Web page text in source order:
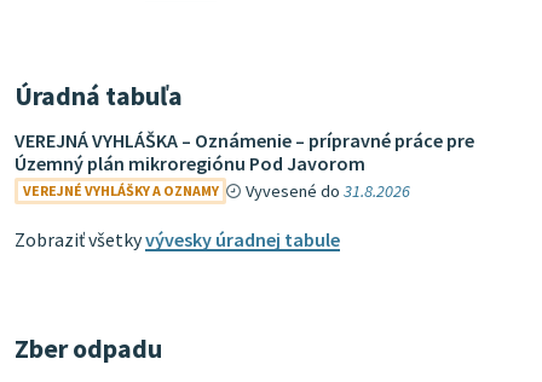
Úradná tabuľa
VEREJNÁ VYHLÁŠKA – Oznámenie – prípravné práce pre
Územný plán mikroregiónu Pod Javorom
VEREJNÉ VYHLÁŠKY A OZNAMY Vyvesené do31.8.2026
Zobraziť všetkyvývesky úradnej tabule
Zber odpadu